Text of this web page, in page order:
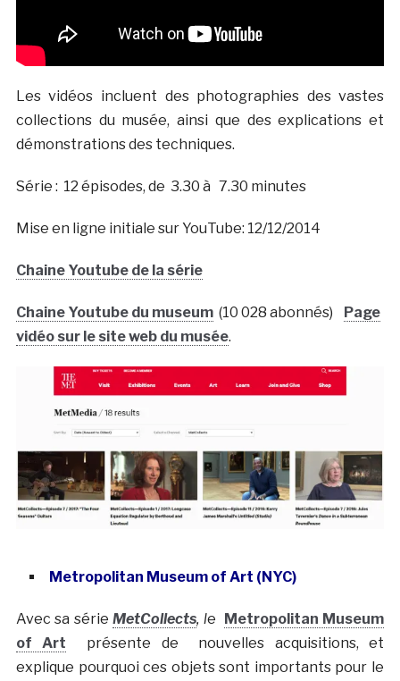
Les vidéos incluent des photographies des vastes
collections du musée, ainsi que des explications et
démonstrations des techniques.
Série : 12 épisodes, de 3.30 à 7.30 minutes
Mise en ligne initiale sur YouTube: 12/12/2014
Chaine Youtube de la série
Chaine Youtube du museum(10 028 abonnés) Page
vidéo sur le site web du musée.
Metropolitan Museum of Art (NYC)
Avec sa sérieMetCollects, le Metropolitan Museum
of Art présente de nouvelles acquisitions, et
explique pourquoi ces objets sont importants pour le